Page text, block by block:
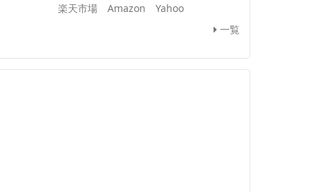
楽天市場 Amazon
Yahoo
一覧